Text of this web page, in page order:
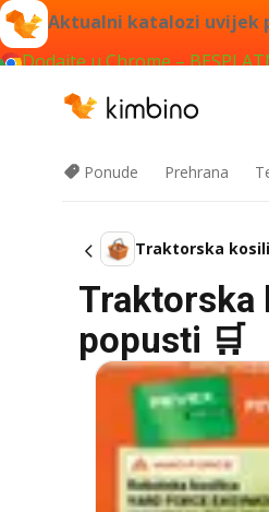
Aktualni katalozi uvijek
Dodajte u Chrome –
Ponude Prehrana
Traktorska
Traktorska
popusti 🛒